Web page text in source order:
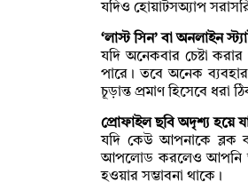
যদিও হোয়াটসঅ্যাপ
‘লাস্ট সিন’ বা অনলাইন
যদি অনেকবার চেষ্টা
পারে। তবে অনেক
চূড়ান্ত প্রমাণ হিসেবে ধরা
প্রোফাইল ছবি অদৃশ্য হয়ে
যদি কেউ আপনাকে ব্লক
আপলোড করলেও আপনি তা
হওয়ার সম্ভাবনা থাকে।